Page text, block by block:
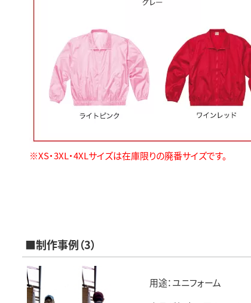
※XS・3XL・4XLサイズは在庫限りの廃番サイズです。
■制作事例（3）
用途：ユニフォーム